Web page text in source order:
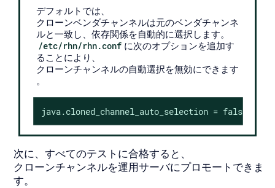
デフォルトでは、
クローンベンダチャンネルは元のベンダチャンネ
ルと一致し、依存関係を自動的に選択します。
/etc/rhn/rhn.conf に次のオプションを追加す
ることにより、
クローンチャンネルの自動選択を無効にできます
。
java.cloned_channel_auto_selection = false
次に、すべてのテストに合格すると、
クローンチャンネルを運用サーバにプロモートできま
す。